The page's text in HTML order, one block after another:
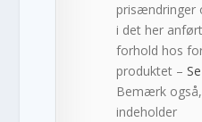
prisændringer
i det her
forhold hos
produktet –
Bemærk
indeholder